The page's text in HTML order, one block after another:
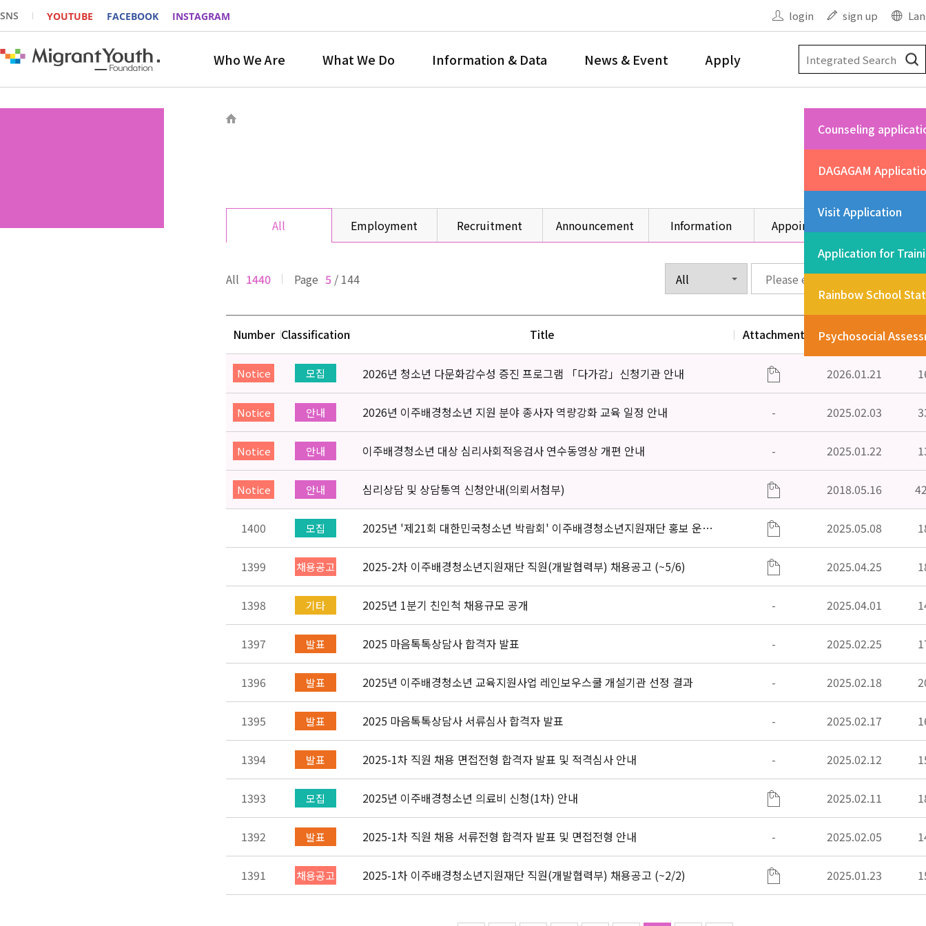
SNS YOUTUBE FACEBOOK INSTAGRAM login sign up
Who We Are What We Do Information & Data News & Event Apply
Counseling
DAGAGAM
Visit Application
Application for
Rainbow School
Psychosocial
All Employment Recruitment Announcement Information Appointment
All 1440 Page 5 / 144
Number Classification Title Attachment Date
Notice 모집 2026년 청소년 다문화감수성 증진 프로그램 「다가감」신청기관 안내 2026.01.21
Notice 안내 2026년 이주배경청소년 지원 분야 종사자 역량강화 교육 일정 안내 - 2025.02.03
Notice 안내 이주배경청소년 대상 심리사회적응검사 연수동영상 개편 안내 - 2025.01.22
Notice 안내 심리상담 및 상담통역 신청안내(의뢰서첨부) 2018.05.16
1400 모집
2025년 '제21회 대한민국청소년 박람회' 이주배경청소년지원재단 홍보 운영
부스 자원봉사자 신청·접수
2025.05.08
1399 채용공고 2025-2차 이주배경청소년지원재단 직원(개발협력부) 채용공고 (~5/6) 2025.04.25
1398 기타 2025년 1분기 친인척 채용규모 공개 - 2025.04.01
1397 발표 2025 마음톡톡상담사 합격자 발표 - 2025.02.25
1396 발표 2025년 이주배경청소년 교육지원사업 레인보우스쿨 개설기관 선정 결과 - 2025.02.18
1395 발표 2025 마음톡톡상담사 서류심사 합격자 발표 - 2025.02.17
1394 발표 2025-1차 직원 채용 면접전형 합격자 발표 및 적격심사 안내 - 2025.02.12
1393 모집 2025년 이주배경청소년 의료비 신청(1차) 안내 2025.02.11
1392 발표 2025-1차 직원 채용 서류전형 합격자 발표 및 면접전형 안내 - 2025.02.05
1391 채용공고 2025-1차 이주배경청소년지원재단 직원(개발협력부) 채용공고 (~2/2) 2025.01.23